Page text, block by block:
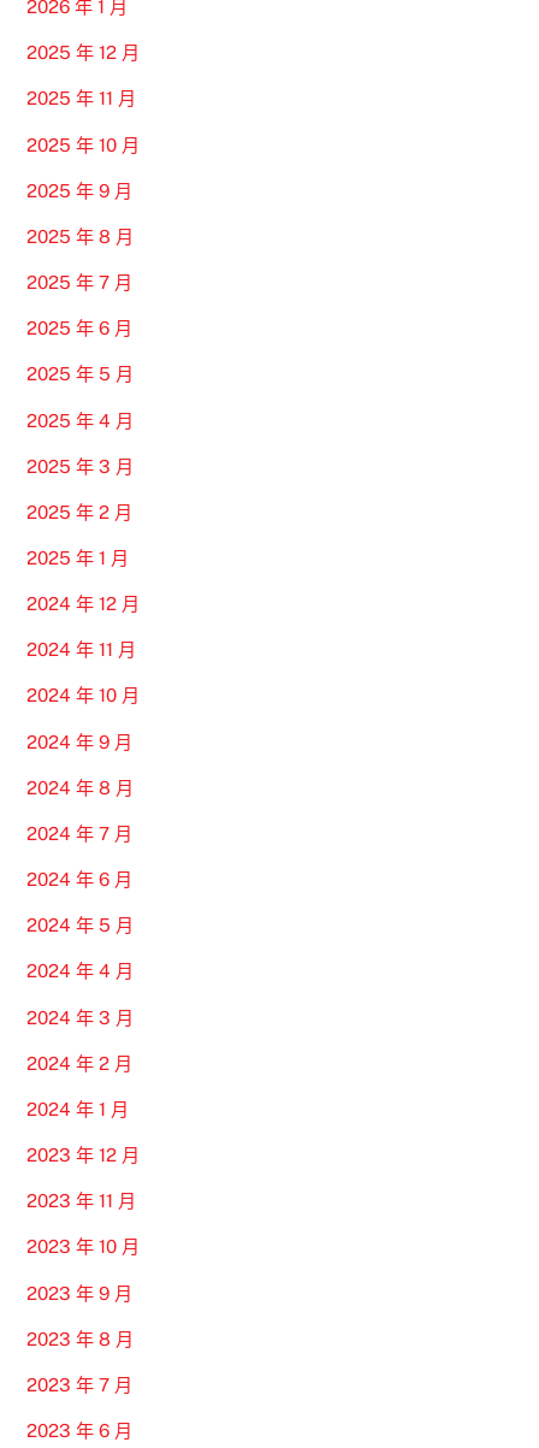
2026 年 1 月
2025 年 12 月
2025 年 11 月
2025 年 10 月
2025 年 9 月
2025 年 8 月
2025 年 7 月
2025 年 6 月
2025 年 5 月
2025 年 4 月
2025 年 3 月
2025 年 2 月
2025 年 1 月
2024 年 12 月
2024 年 11 月
2024 年 10 月
2024 年 9 月
2024 年 8 月
2024 年 7 月
2024 年 6 月
2024 年 5 月
2024 年 4 月
2024 年 3 月
2024 年 2 月
2024 年 1 月
2023 年 12 月
2023 年 11 月
2023 年 10 月
2023 年 9 月
2023 年 8 月
2023 年 7 月
2023 年 6 月